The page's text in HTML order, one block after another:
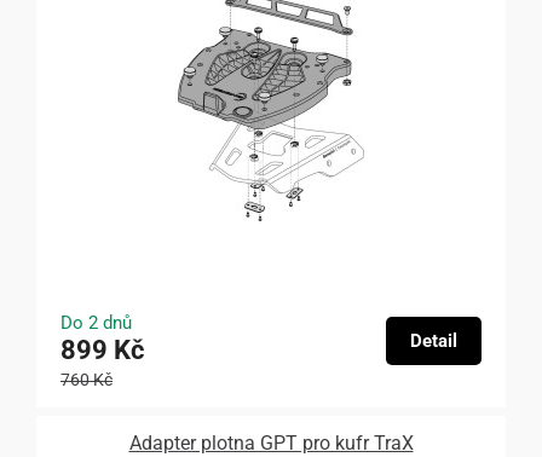
Do 2 dnů
899 Kč
760 Kč
Detail
Adapter plotna GPT pro kufr TraX